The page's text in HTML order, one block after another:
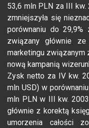
53,6 mln PLN za III kw.
zmniejszyła się
porównaniu do
związany głównie
marketingu związanym
nową kampanią
Zysk netto za IV kw.
mln USD) w
mln PLN w III kw.
głównie z korektą
umorzenia całości